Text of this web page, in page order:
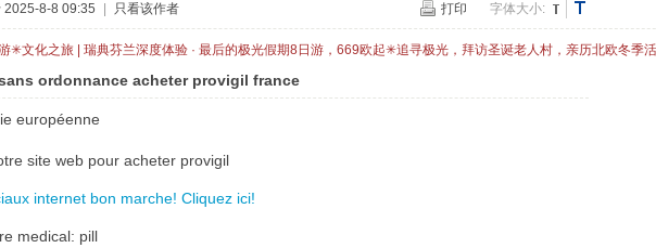
打印 字体大小:
2025-8-8 09:35 只看该作者
✳文化之旅 | 瑞典芬兰深度体验 · 最后的极光假期8日游，669欧起✳追寻极光，拜访圣诞老人村，亲历北欧冬季
ordonnance acheter provigil france
européenne
site web pour acheter provigil
internet bon marche! Cliquez ici!
medical: pill